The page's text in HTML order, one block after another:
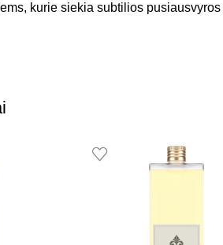
kurie siekia subtilios